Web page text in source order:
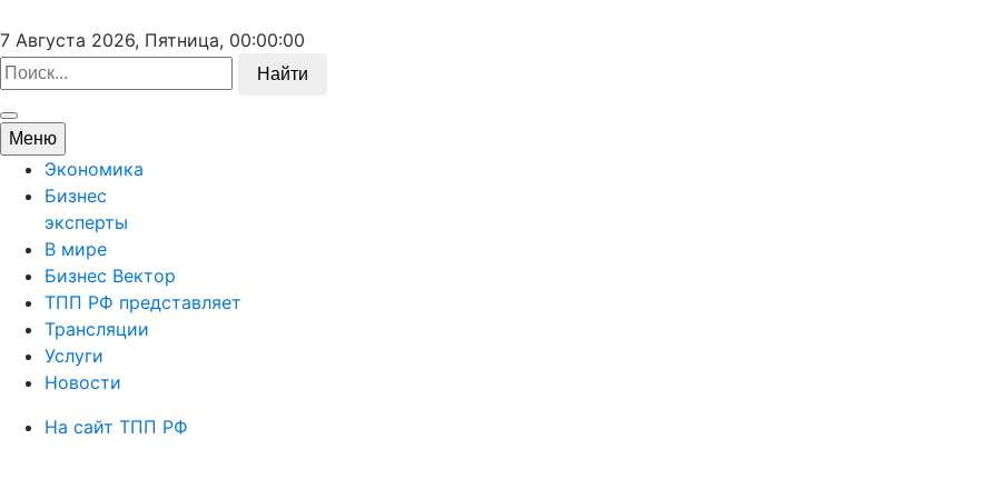
7 Августа 2026, Пятница, 00:00:00
Найти
Меню
Экономика
Бизнес
эксперты
В мире
Бизнес Вектор
ТПП РФ представляет
Трансляции
Услуги
Новости
На сайт ТПП РФ